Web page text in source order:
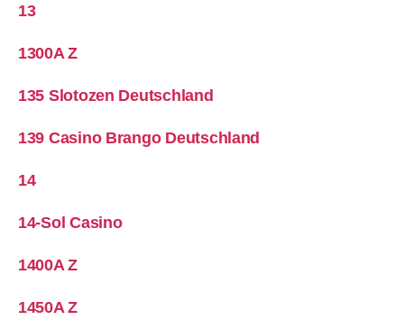
13
1300A Z
135 Slotozen Deutschland
139 Casino Brango Deutschland
14
14-Sol Casino
1400A Z
1450A Z